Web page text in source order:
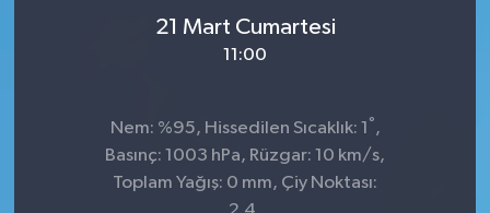
21 Mart Cumartesi
11:00
Nem: %95, Hissedilen Sıcaklık: 1 ° ,
Basınç: 1003 hPa, Rüzgar: 10 km/s,
Toplam Yağış: 0 mm, Çiy Noktası: